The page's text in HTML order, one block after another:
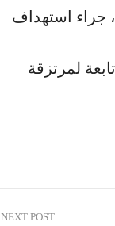
جراء استهداف
لمرتزقة
NEXT POST